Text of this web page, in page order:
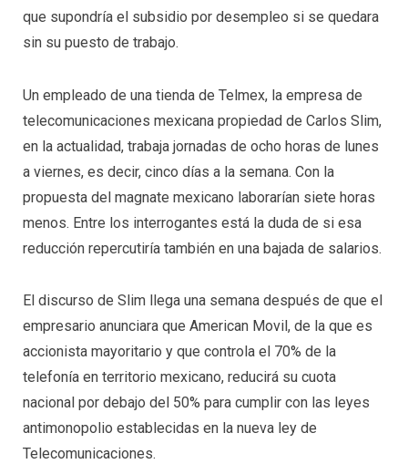
que supondría el subsidio por desempleo si se quedara
sin su puesto de trabajo.
Un empleado de una tienda de Telmex, la empresa de
telecomunicaciones mexicana propiedad de Carlos Slim,
en la actualidad, trabaja jornadas de ocho horas de lunes
a viernes, es decir, cinco días a la semana. Con la
propuesta del magnate mexicano laborarían siete horas
menos. Entre los interrogantes está la duda de si esa
reducción repercutiría también en una bajada de salarios.
El discurso de Slim llega una semana después de que el
empresario anunciara que American Movil, de la que es
accionista mayoritario y que controla el 70% de la
telefonía en territorio mexicano, reducirá su cuota
nacional por debajo del 50% para cumplir con las leyes
antimonopolio establecidas en la nueva ley de
Telecomunicaciones.